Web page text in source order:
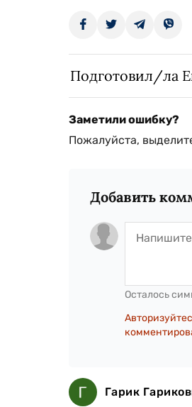
Подготовил/ла
Заметили ошибку?
Пожалуйста,
Добавить
Осталось
Гарик